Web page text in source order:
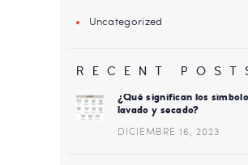
Uncategorized
RECENT
¿Qué significan los
lavado y secado?
DICIEMBRE 16, 2023